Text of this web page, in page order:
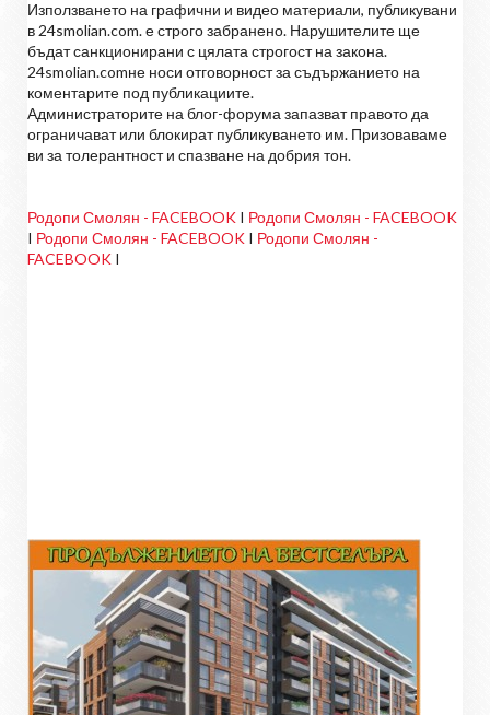
Използването на графични и видео материали, публикувани
в 24smolian.com. е строго забранено. Нарушителите ще
бъдат санкционирани с цялата строгост на закона.
24smolian.comне носи отговорност за съдържанието на
коментарите под публикациите.
Администраторите на блог-форума запазват правото да
ограничават или блокират публикуването им. Призоваваме
ви за толерантност и спазване на добрия тон.
Родопи Смолян - FACEBOOK I Родопи Смолян - FACEBOOK
I Родопи Смолян - FACEBOOK I Родопи Смолян -
FACEBOOK I